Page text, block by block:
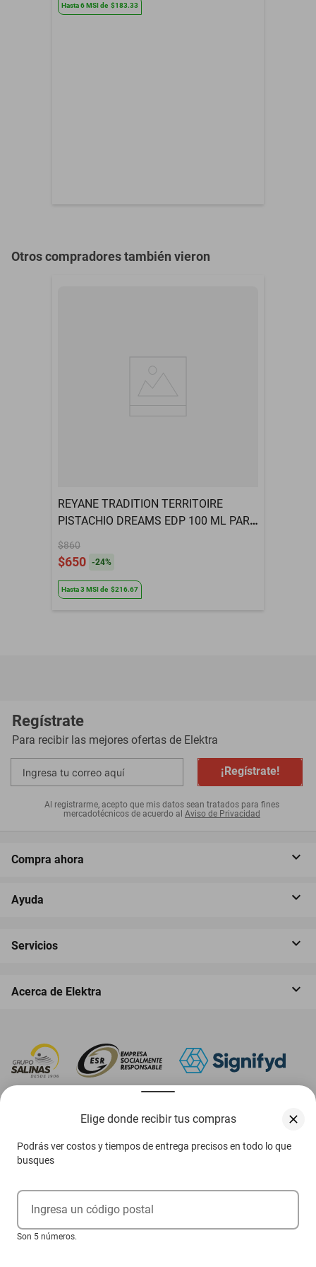
Elige donde recibir tus compras
Podrás ver costos y tiempos de entrega precisos en todo lo que
busques
Ingresa un código postal
Son 5 números.
Familia Olfativa
Hasta6MSIde $183.33
Otros compradores también vieron
REYANE TRADITION TERRITOIRE
PISTACHIO DREAMS EDP 100 ML PARA
MUJER
$860
$650 -24%
Hasta3 MSIde $216.67
Regístrate
Para recibir las mejores ofertas de Elektra
¡Regístrate!
Al registrarme, acepto que mis datos sean tratados para fines
mercadotécnicos de acuerdo al Aviso de Privacidad
Compra ahora
Ayuda
Servicios
Acerca de Elektra
Ejerce tus derechos ARCO
Términos y condiciones